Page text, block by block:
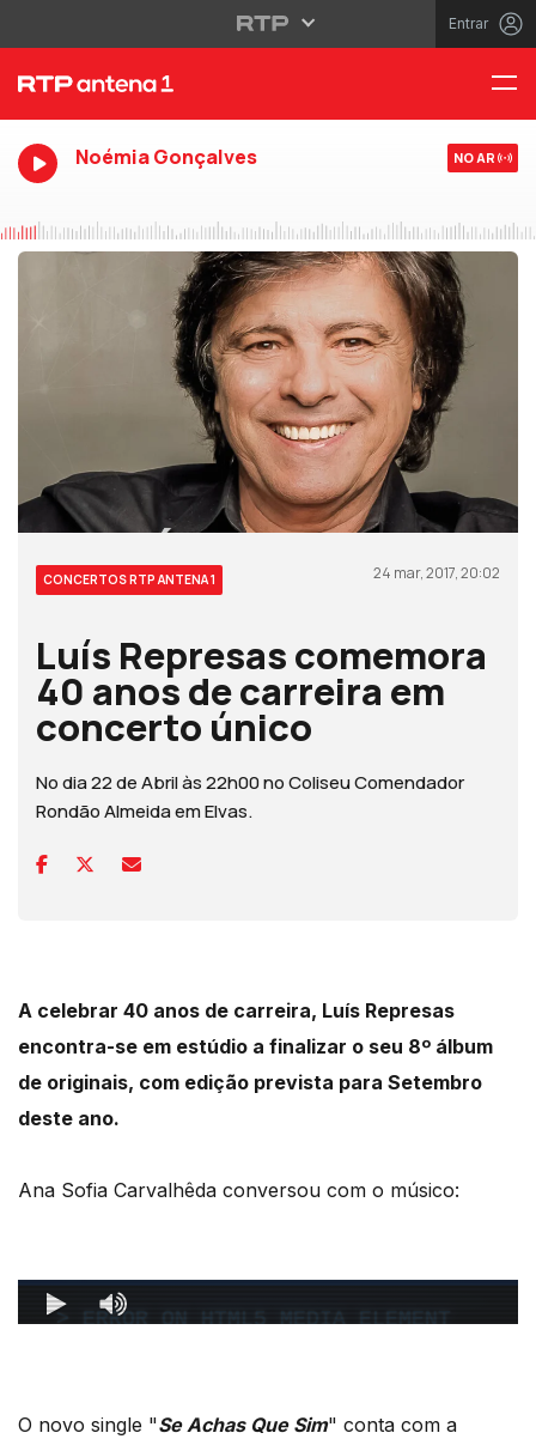
Entrar
Noémia Gonçalves NO AR
CONCERTOS RTP ANTENA 1 24 mar, 2017, 20:02
Luís Represas comemora
40 anos de carreira em
concerto único
No dia 22 de Abril às 22h00 no Coliseu Comendador
Rondão Almeida em Elvas.
A celebrar 40 anos de carreira, Luís Represas
encontra-se em estúdio a finalizar o seu 8º álbum
de originais, com edição prevista para Setembro
deste ano.
Ana Sofia Carvalhêda conversou com o músico:
O novo single "Se Achas Que Sim" conta com a